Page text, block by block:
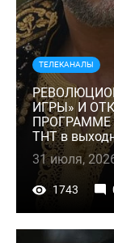
ТЕЛЕКАНАЛЫ
ИГРЫ» И
ПРОГРАММЕ
ТНТ в
31 июля,
1743